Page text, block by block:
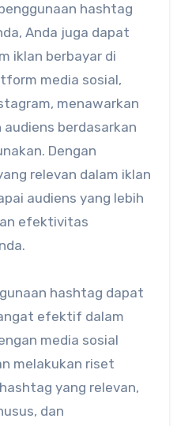
hashtag
Anda juga dapat
iklan berbayar di
media sosial,
menawarkan
berdasarkan
Dengan
relevan dalam iklan
audiens yang lebih
efektivitas
hashtag dapat
efektif dalam
media sosial
melakukan riset
yang relevan,
dan